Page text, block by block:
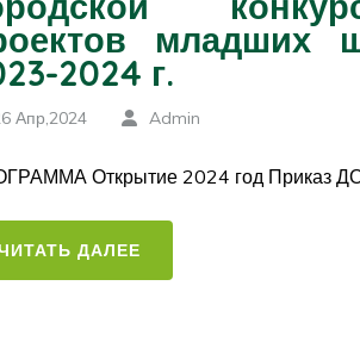
младших
2024 г.
Апр,2024 Admin
Открытие 2024 год Приказ
ДАЛЕЕ